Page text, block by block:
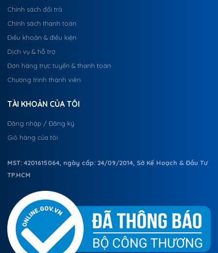
Chính sách đổi trả
Chính sách thanh toán
Điều khoản & điều kiện
Dịch vụ & hỗ trợ
Đơn hàng trực tuyến & thanh toán
Chương trình thành viên
TÀI KHOẢN CỦA TÔI
Đăng nhập / Đăng ký
Giỏ hàng của tôi
MST: 4201615064, ngày cấp: 24/09/2014, Sở Kế Hoạch & Đầu Tư
TP.HCM